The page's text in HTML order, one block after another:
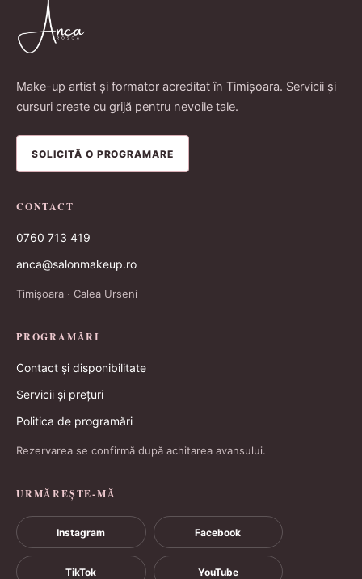
Make-up artist și formator acreditat în Timișoara. Servicii și
cursuri create cu grijă pentru nevoile tale.
SOLICITĂ O PROGRAMARE
CONTACT
0760 713 419
anca@salonmakeup.ro
Timișoara · Calea Urseni
PROGRAMĂRI
Contact și disponibilitate
Servicii și prețuri
Politica de programări
Rezervarea se confirmă după achitarea avansului.
URMĂREȘTE-MĂ
Instagram Facebook
TikTok YouTube